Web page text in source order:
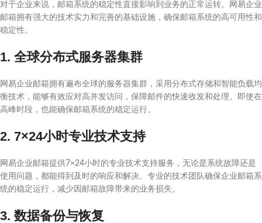
对于企业来说，邮箱系统的稳定性直接影响到业务的正常运转。网易企业
邮箱拥有强大的技术实力和完善的基础设施，确保邮箱系统的高可用性和
稳定性。
1. 全球分布式服务器集群
网易企业邮箱拥有遍布全球的服务器集群，采用分布式存储和智能负载均
衡技术，能够有效应对高并发访问，保障邮件的快速收发和处理。即使在
高峰时段，也能确保邮箱系统的稳定运行。
2. 7×24小时专业技术支持
网易企业邮箱提供7×24小时的专业技术支持服务，无论是系统故障还是
使用问题，都能得到及时的响应和解决。专业的技术团队确保企业邮箱系
统的稳定运行，减少因邮箱故障带来的业务损失。
3. 数据备份与恢复